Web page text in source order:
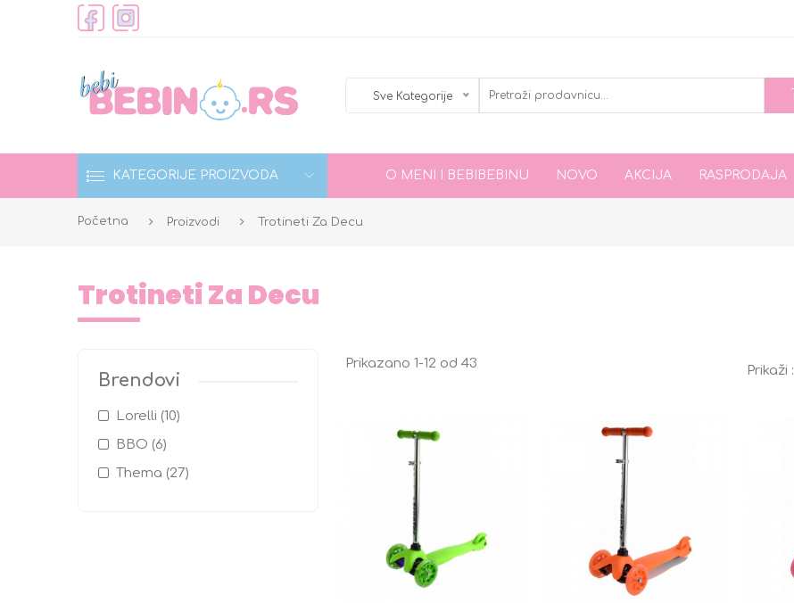
Sve Kategorije
KATEGORIJE PROIZVODA O MENI I BEBIBEBINU NOVO AKCIJA RASPRODAJA
Početna Proizvodi Trotineti Za Decu
Trotineti Za Decu
Brendovi
Lorelli (10)
BBO (6)
Thema (27)
Prikazano 1-12 od 43 Prikaži :